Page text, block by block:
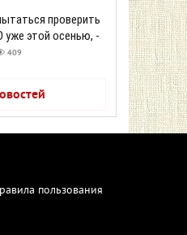
проверить
этой осенью, -
409
пользования